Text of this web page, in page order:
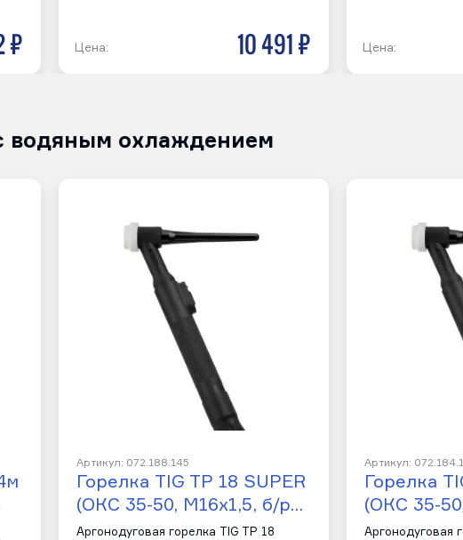
р Цена: 10 491 р Цена:
водяным охлаждением
Артикул: 072.188.145
Горелка TIG TP 18 SUPER
(ОКС 35-50, M16x1,5, б/р…
Аргонодуговая горелка TIG TP 18
Артикул:
Горелка
(ОКС 35-
Аргонодуговая